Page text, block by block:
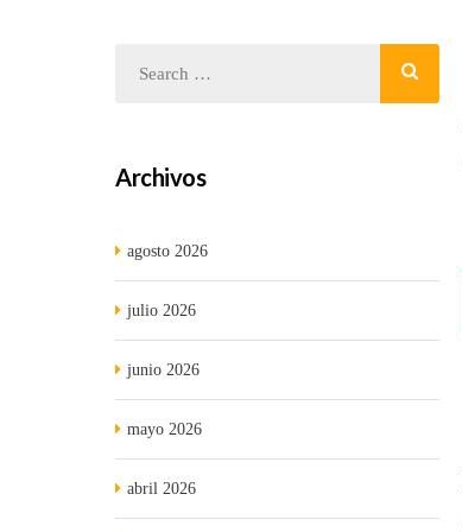
Archivos
agosto 2026
julio 2026
junio 2026
mayo 2026
abril 2026